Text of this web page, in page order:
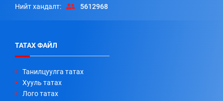
Нийт хандалт:
5612968
ТАТАХ ФАЙЛ
Танилцуулга татах
Хууль татах
Лого татах